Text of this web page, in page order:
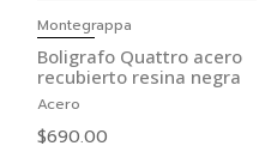
Montegrappa
Boligrafo Quattro acero
recubierto resina negra
Acero
$690.00